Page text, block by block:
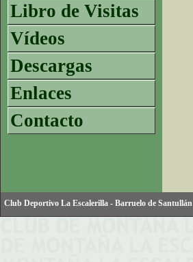
Libro de Visitas
Vídeos
Descargas
Enlaces
Contacto
Club Deportivo La Escalerilla - Barruelo de Santullán